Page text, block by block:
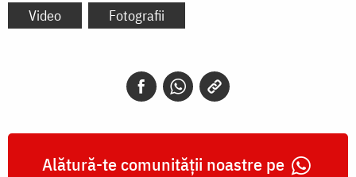
Video Fotografii
Alătură-te comunității noastre pe